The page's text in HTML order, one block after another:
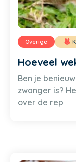
Overige
Hoeveel
Ben je
zwanger is?
over de rep